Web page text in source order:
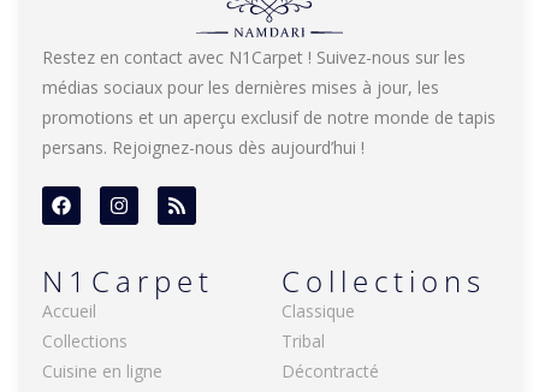
N1Carpet
Accueil
Collections
Cuisine en ligne
Collections
Classique
Tribal
Décontracté
Restez en contact avec N1Carpet ! Suivez-nous sur les
médias sociaux pour les dernières mises à jour, les
promotions et un aperçu exclusif de notre monde de tapis
persans. Rejoignez-nous dès aujourd’hui !